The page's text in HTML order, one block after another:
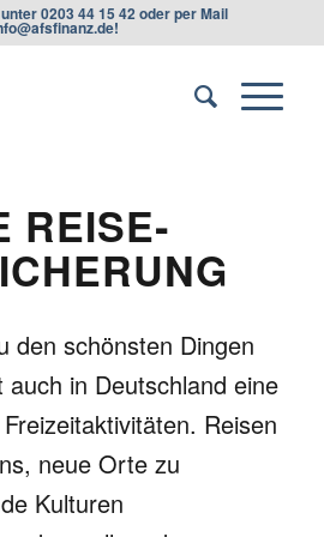
0203 44 15 42oder per Mail
!
REISE­
den schönsten Dingen
in Deutschland eine
Reisen
neue Orte zu
Kulturen